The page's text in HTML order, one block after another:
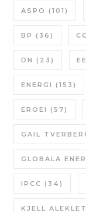
ASPO (101)
BP (36)
DN (23)
ENERGI (153)
EROEI (57)
GAIL
GLOBALA
IPCC (34)
KJELL